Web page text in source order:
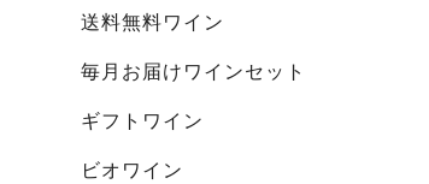
送料無料ワイン
毎月お届けワインセット
ギフトワイン
ビオワイン